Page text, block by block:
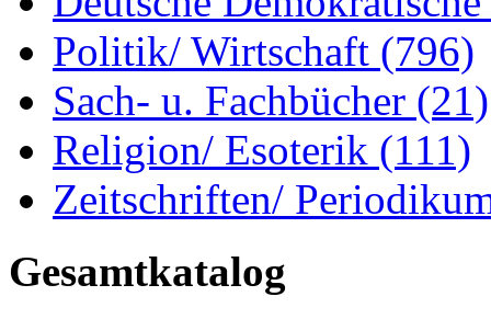
Politik/ Wirtschaft (796)
Sach- u. Fachbücher (21)
Religion/ Esoterik (111)
Zeitschriften/
Gesamtkatalog